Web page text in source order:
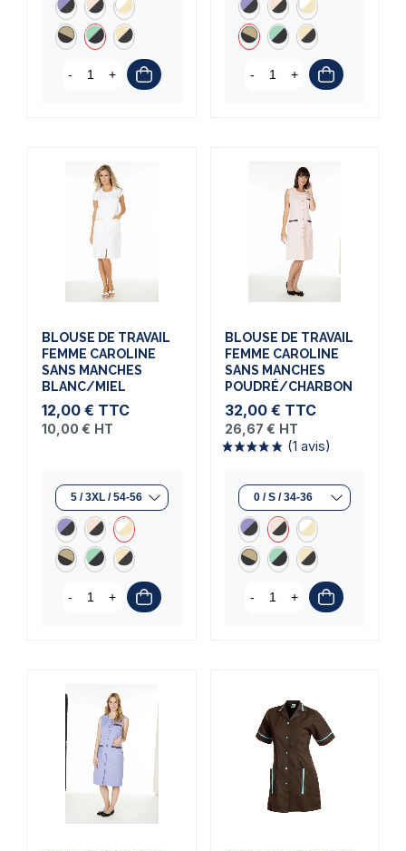
- + - +
BLOUSE DE TRAVAIL
FEMME CAROLINE
SANS MANCHES
BLANC/MIEL
12,00 € TTC
10,00 € HT
- +
BLOUSE DE TRAVAIL
FEMME CAROLINE
SANS MANCHES
POUDRÉ/CHARBON
32,00 € TTC
26,67 € HT
- +